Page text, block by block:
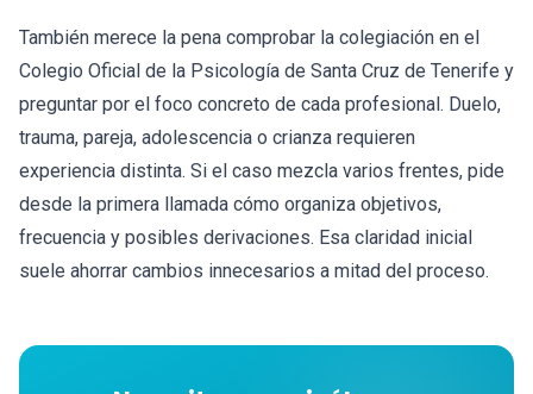
También merece la pena comprobar la colegiación en el
Colegio Oficial de la Psicología de Santa Cruz de Tenerife y
preguntar por el foco concreto de cada profesional. Duelo,
trauma, pareja, adolescencia o crianza requieren
experiencia distinta. Si el caso mezcla varios frentes, pide
desde la primera llamada cómo organiza objetivos,
frecuencia y posibles derivaciones. Esa claridad inicial
suele ahorrar cambios innecesarios a mitad del proceso.